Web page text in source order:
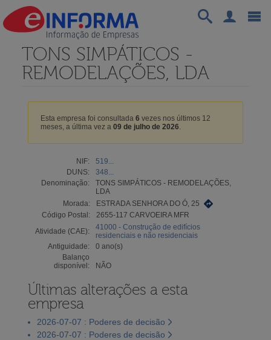
TONS SIMPÁTICOS -
REMODELAÇÕES, LDA
Esta empresa foi consultada 6 vezes nos últimos 12
meses, a última vez a 09 de julho de 2026.
NIF:
519...
DUNS:
348...
Denominação:
TONS SIMPÁTICOS - REMODELAÇÕES,
LDA
Morada:
ESTRADA SENHORA DO Ó, 25
Código Postal:
2655-117 CARVOEIRA MFR
Atividade (CAE):
41000 - Construção de edifícios
residenciais e não residenciais
Antiguidade:
0 ano(s)
Balanço
disponível:
NÃO
Últimas alterações a esta
empresa
2026-07-07 : Poderes de decisão
2026-07-07 : Poderes de decisão